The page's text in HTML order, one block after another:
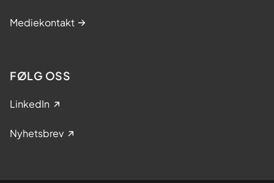
Mediekontakt
FØLG OSS
LinkedIn
Nyhetsbrev